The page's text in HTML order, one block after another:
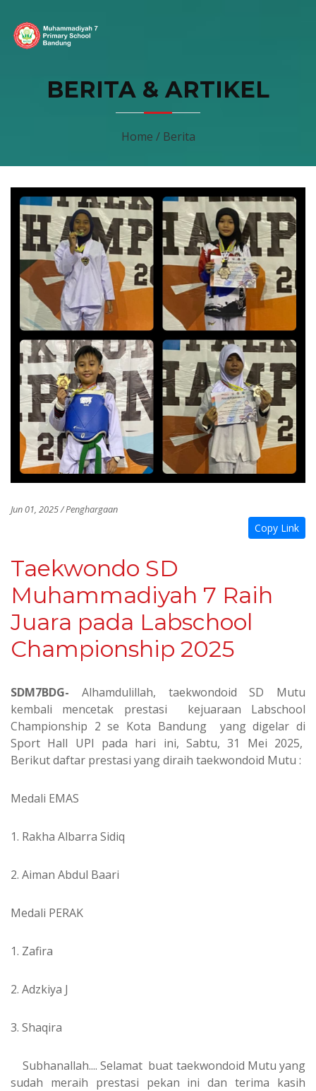
BERITA & ARTIKEL
Home / Berita
Jun 01, 2025 / Penghargaan
Copy Link
Taekwondo SD
Muhammadiyah 7 Raih
Juara pada Labschool
Championship 2025
SDM7BDG- Alhamdulillah, taekwondoid SD Mutu
kembali mencetak prestasi kejuaraan Labschool
Championship 2 se Kota Bandung yang digelar di
Sport Hall UPI pada hari ini, Sabtu, 31 Mei 2025,
Berikut daftar prestasi yang diraih taekwondoid Mutu :
Medali EMAS
1. Rakha Albarra Sidiq
2. ⁠Aiman Abdul Baari
Medali PERAK
1. Zafira
2. ⁠Adzkiya J
3. ⁠Shaqira
Subhanallah.... Selamat buat taekwondoid Mutu yang
sudah meraih prestasi pekan ini dan terima kasih